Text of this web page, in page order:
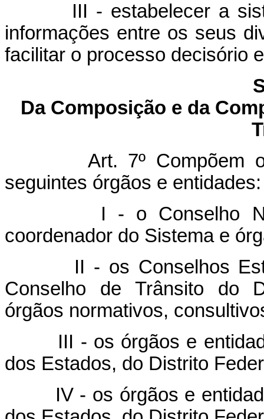
III - estabelecer a
informações entre os seus
facilitar o processo decisório
Da Composição e da
Art. 7º Compõem o
seguintes órgãos e entidades:
I - o Conselho
coordenador do Sistema e
II - os Conselhos
Conselho de Trânsito do
órgãos normativos,
III - os órgãos e
dos Estados, do Distrito
IV - os órgãos e